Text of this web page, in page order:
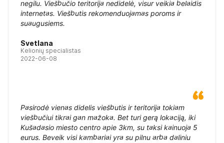
negilu. Viešbučio teritorija nedidelė, visur veikia belaidis
internetas. Viešbutis rekomenduojamas poroms ir
suaugusiems.
Svetlana
Kelionių specialistas
2022-06-08
Pasirodė vienas didelis viešbutis ir teritorija tokiam
viešbučiui tikrai gan mažoka. Bet turi gerą lokaciją, iki
Kušadasio miesto centro apie 3km, su taksi kainuoja 5
eurus. Beveik visi kambariai yra su pilnu arba daliniu